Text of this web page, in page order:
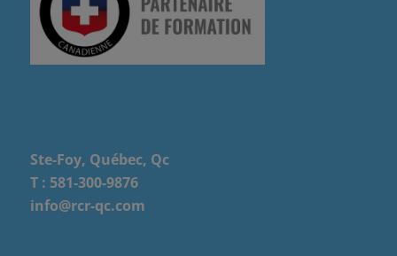
Ste-Foy, Québec, Qc
T : 581-300-9876
info@rcr-qc.com